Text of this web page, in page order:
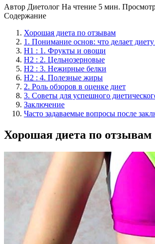
Автор Диетолог На чтение 5 мин.
Содержание
Хорошая диета по отзывам
1. Понимание основ: что делает
H1 : 1. Фрукты и овощи
Н2 : 2. Цельнозерновые
Н2 : 3. Нежирные белки
Н2 : 4. Полезные жиры
2. Роль обзоров в оценке диет
3. Советы для успешного
Заключение
Часто задаваемые вопросы после
Хорошая диета по отзывам